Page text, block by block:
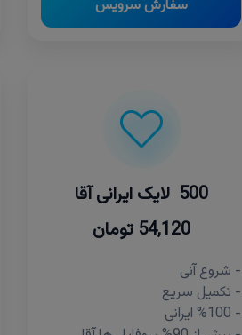
سفارش سرویس
500 لایک ایرانی آقا
54,120 تومان
- شروع آنی
- تکمیل سریع
- %100 ایرانی